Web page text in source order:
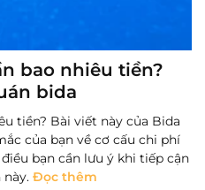
bao nhiêu tiền?
bida
tiền? Bài viết này của Bida
của bạn về cơ cấu chi phí
bạn cần lưu ý khi tiếp cận
này. Đọc thêm